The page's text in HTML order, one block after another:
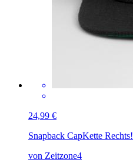
24,99 €
Snapback CapKette Rechts!
von Zeitzone4